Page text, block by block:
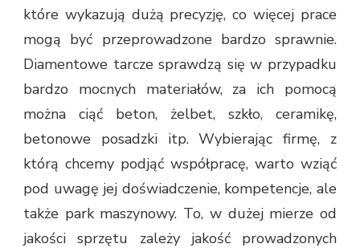
które wykazują dużą precyzję, co więcej prace
mogą być przeprowadzone bardzo sprawnie.
Diamentowe tarcze sprawdzą się w przypadku
bardzo mocnych materiałów, za ich pomocą
można ciąć beton, żelbet, szkło, ceramikę,
betonowe posadzki itp. Wybierając firmę, z
którą chcemy podjąć współpracę, warto wziąć
pod uwagę jej doświadczenie, kompetencje, ale
także park maszynowy. To, w dużej mierze od
jakości sprzętu zależy jakość prowadzonych